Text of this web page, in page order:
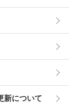
新について